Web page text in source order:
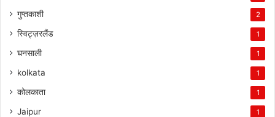
गुप्तकाशी 2
स्विट्ज़रलैंड 1
घनसाली 1
kolkata 1
कोलकाता 1
Jaipur 1